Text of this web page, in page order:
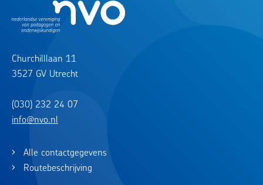
Churchilllaan 11
3527 GV Utrecht
(030) 232 24 07
info@nvo.nl
Alle contactgegevens
Routebeschrijving